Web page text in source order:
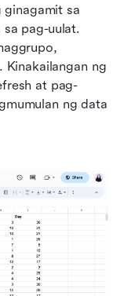
ginagamit sa
pag-uulat.
Kinakailangan ng
at pag-
ng data